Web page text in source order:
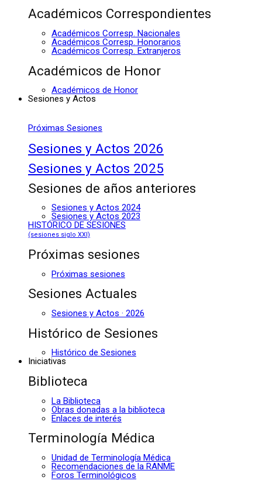
Académicos Correspondientes
Académicos Corresp. Nacionales
Académicos Corresp. Honorarios
Académicos Corresp. Extranjeros
Académicos de Honor
Académicos de Honor
Sesiones y Actos
Próximas Sesiones
Sesiones y Actos 2026
Sesiones y Actos 2025
Sesiones de años anteriores
Sesiones y Actos 2024
Sesiones y Actos 2023
HISTÓRICO DE SESIONES
(sesiones siglo XXI)
Próximas sesiones
Próximas sesiones
Sesiones Actuales
Sesiones y Actos · 2026
Histórico de Sesiones
Histórico de Sesiones
Iniciativas
Biblioteca
La Biblioteca
Obras donadas a la biblioteca
Enlaces de interés
Terminología Médica
Unidad de Terminología Médica
Recomendaciones de la RANME
Foros Terminológicos